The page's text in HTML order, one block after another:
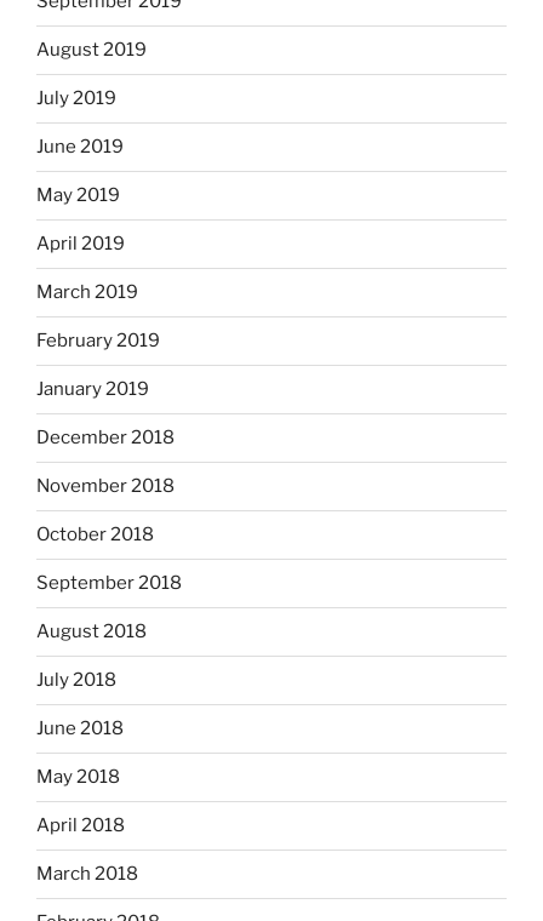
August 2019
July 2019
June 2019
May 2019
April 2019
March 2019
February 2019
January 2019
December 2018
November 2018
October 2018
September 2018
August 2018
July 2018
June 2018
May 2018
April 2018
March 2018